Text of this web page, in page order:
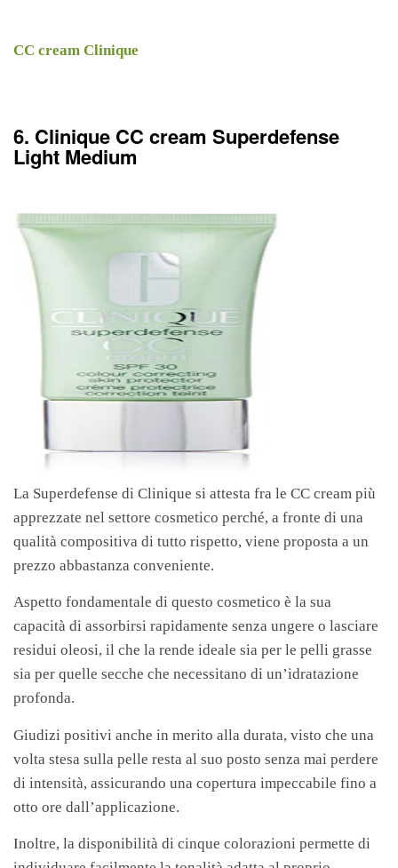
CC cream Clinique
6. Clinique CC cream Superdefense
Light Medium
La Superdefense di Clinique si attesta fra le CC cream più
apprezzate nel settore cosmetico perché, a fronte di una
qualità compositiva di tutto rispetto, viene proposta a un
prezzo abbastanza conveniente.
Aspetto fondamentale di questo cosmetico è la sua
capacità di assorbirsi rapidamente senza ungere o lasciare
residui oleosi, il che la rende ideale sia per le pelli grasse
sia per quelle secche che necessitano di un’idratazione
profonda.
Giudizi positivi anche in merito alla durata, visto che una
volta stesa sulla pelle resta al suo posto senza mai perdere
di intensità, assicurando una copertura impeccabile fino a
otto ore dall’applicazione.
Inoltre, la disponibilità di cinque colorazioni permette di